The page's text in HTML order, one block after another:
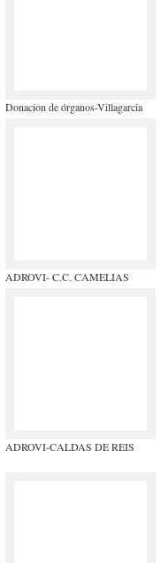
Donacion de órganos-Villagarcia
ADROVI- C.C. CAMELIAS
ADROVI-CALDAS DE REIS